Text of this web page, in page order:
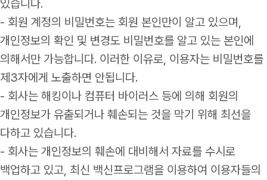
있습니다.
- 회원 계정의 비밀번호는 회원 본인만이 알고 있으며,
개인정보의 확인 및 변경도 비밀번호를 알고 있는 본인에
의해서만 가능합니다. 이러한 이유로, 이용자는 비밀번호를
제3자에게 노출하면 안됩니다.
- 회사는 해킹이나 컴퓨터 바이러스 등에 의해 회원의
개인정보가 유출되거나 훼손되는 것을 막기 위해 최선을
다하고 있습니다.
- 회사는 개인정보의 훼손에 대비해서 자료를 수시로
백업하고 있고, 최신 백신프로그램을 이용하여 이용자들의